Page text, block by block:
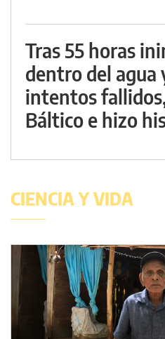
Tras 55 horas
dentro del agua
intentos
Báltico e hizo
CIENCIA Y VIDA